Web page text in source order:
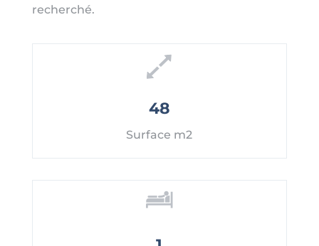
recherché.
48
Surface m2